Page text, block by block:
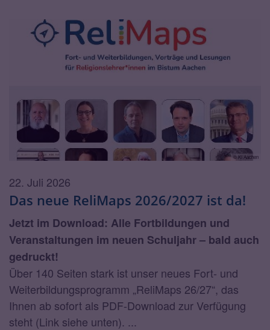
© KI Aachen
Das neue ReliMaps 2026/2027 ist da!
22. Juli 2026
Jetzt im Download: Alle Fortbildungen und
Veranstaltungen im neuen Schuljahr – bald auch
gedruckt!
Über 140 Seiten stark ist unser neues Fort- und
Weiterbildungsprogramm „ReliMaps 26/27“, das
Ihnen ab sofort als PDF-Download zur Verfügung
steht (Link siehe unten). ...